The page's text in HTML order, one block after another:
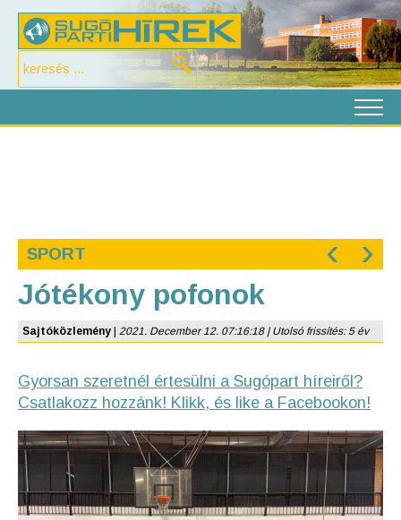
SPORT ‹ ›
Jótékony pofonok
Sajtóközlemény 2021. December 12. 07:16:18 | Utolsó frissítés: 5 év
Gyorsan szeretnél értesülni a Sugópart híreiről?
Csatlakozz hozzánk! Klikk, és like a Facebookon!